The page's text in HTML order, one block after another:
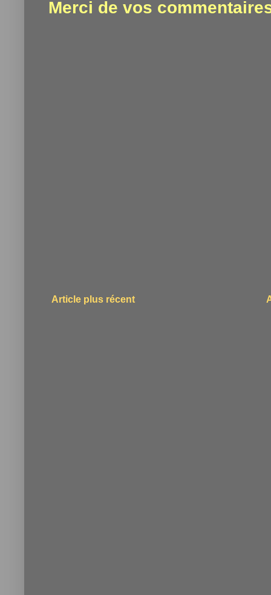
Merci de vos
Article plus récent